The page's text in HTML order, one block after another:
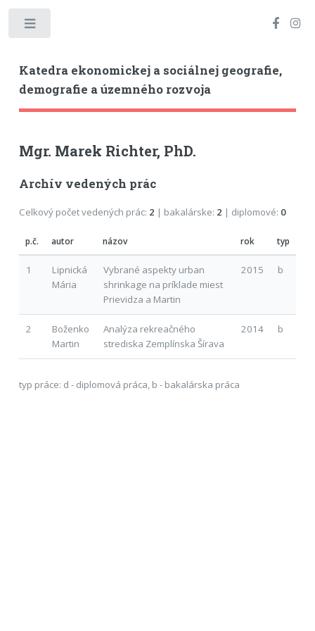
Katedra ekonomickej a sociálnej geografie,
demografie a územného rozvoja
Mgr. Marek Richter, PhD.
Archív vedených prác
Celkový počet vedených prác: 2 | bakalárske: 2 | diplomové: 0
p.č. autor názov rok typ
1
Lipnická
Mária
Vybrané aspekty urban
shrinkage na príklade miest
Prievidza a Martin
2015 b
2
Boženko
Martin
Analýza rekreačného
strediska Zemplínska Šírava
2014 b
typ práce: d - diplomová práca, b - bakalárska práca